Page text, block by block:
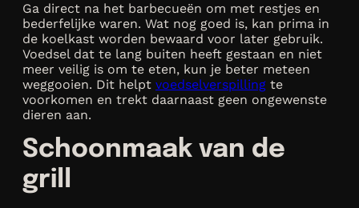
Ga direct na het barbecueën om met restjes en
bederfelijke waren. Wat nog goed is, kan prima in
de koelkast worden bewaard voor later gebruik.
Voedsel dat te lang buiten heeft gestaan en niet
meer veilig is om te eten, kun je beter meteen
weggooien. Dit helpt voedselverspilling te
voorkomen en trekt daarnaast geen ongewenste
dieren aan.
Schoonmaak van de
grill